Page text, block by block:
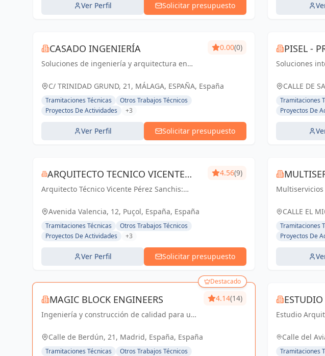
Ver Perfil Solicitar presupuesto
CASADO INGENIERÍA
Soluciones de ingeniería y arquitectura en
calidad y la satisfacción del cliente.
0.00(0)
C/ TRINIDAD GRUND, 21, MÁLAGA, ESPAÑA, España
Tramitaciones Técnicas
Otros Trabajos Técnicos
Proyectos De Actividades
+3
Ver Perfil Solicitar presupuesto
PISEL -
Soluciones
Compromiso
CALLE DE
Tramitaciones
Proyectos De
ARQUITECTO TECNICO VICENTE
PÉREZ SANCHIS
Arquitecto Técnico Vicente Pérez Sanchis:
ideas en realidad.
4.56(9)
Avenida Valencia, 12, Puçol, España, España
Tramitaciones Técnicas
Otros Trabajos Técnicos
Proyectos De Actividades
+3
Ver Perfil Solicitar presupuesto
sólidas para
CALLE EL
España
Tramitaciones
Proyectos De
Destacado
MAGIC BLOCK ENGINEERS
Ingeniería y construcción de calidad para un
Nueva.
4.14(14)
Calle de Berdún, 21, Madrid, España, España
Tramitaciones Técnicas
Otros Trabajos Técnicos
Estudio
de la Mata y
Calle del
España,
Tramitaciones